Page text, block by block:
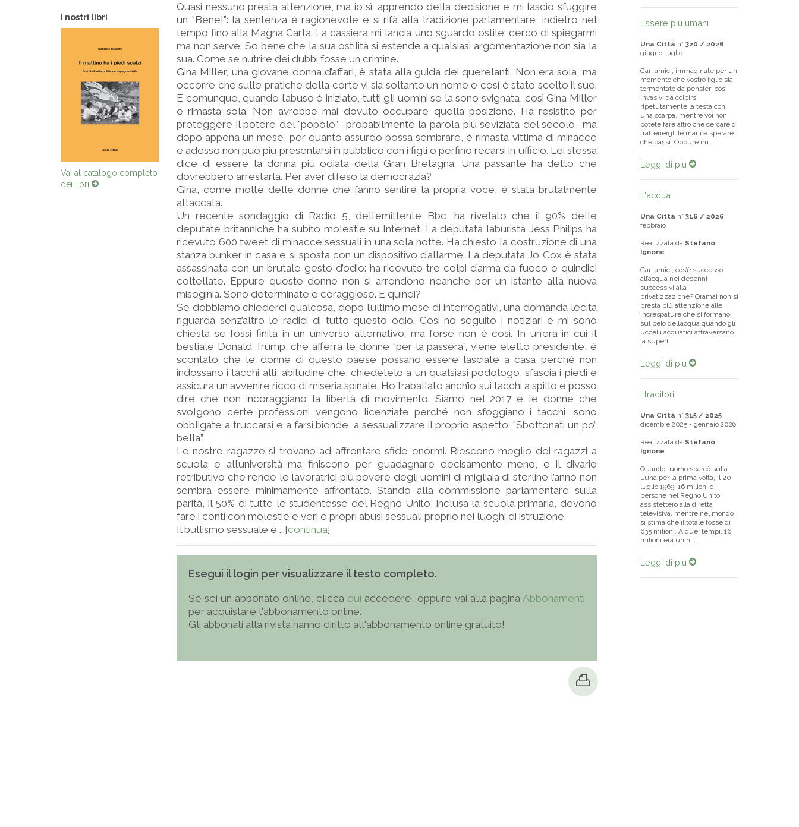
I nostri libri
Vai al catalogo completo
dei libri
Quasi nessuno presta attenzione, ma io sì: apprendo della decisione e mi lascio sfuggire
un "Bene!”: la sentenza è ragionevole e si rifà alla tradizione parlamentare, indietro nel
tempo fino alla Magna Carta. La cassiera mi lancia uno sguardo ostile; cerco di spiegarmi
ma non serve. So bene che la sua ostilità si estende a qualsiasi argomentazione non sia la
sua. Come se nutrire dei dubbi fosse un crimine.
Gina Miller, una giovane donna d’affari, è stata alla guida dei querelanti. Non era sola, ma
occorre che sulle pratiche della corte vi sia soltanto un nome e così è stato scelto il suo.
E comunque, quando l’abuso è iniziato, tutti gli uomini se la sono svignata, così Gina Miller
è rimasta sola. Non avrebbe mai dovuto occupare quella posizione. Ha resistito per
proteggere il potere del "popolo” -probabilmente la parola più seviziata del secolo- ma
dopo appena un mese, per quanto assurdo possa sembrare, è rimasta vittima di minacce
e adesso non può più presentarsi in pubblico con i figli o perfino recarsi in ufficio. Lei stessa
dice di essere la donna più odiata della Gran Bretagna. Una passante ha detto che
dovrebbero arrestarla. Per aver difeso la democrazia?
Gina, come molte delle donne che fanno sentire la propria voce, è stata brutalmente
attaccata.
Un recente sondaggio di Radio 5, dell’emittente Bbc, ha rivelato che il 90% delle
deputate britanniche ha subìto molestie su Internet. La deputata laburista Jess Philips ha
ricevuto 600 tweet di minacce sessuali in una sola notte. Ha chiesto la costruzione di una
stanza bunker in casa e si sposta con un dispositivo d’allarme. La deputata Jo Cox è stata
assassinata con un brutale gesto d’odio: ha ricevuto tre colpi d’arma da fuoco e quindici
coltellate. Eppure queste donne non si arrendono neanche per un istante alla nuova
misoginia. Sono determinate e coraggiose. E quindi?
Se dobbiamo chiederci qualcosa, dopo l’ultimo mese di interrogativi, una domanda lecita
riguarda senz’altro le radici di tutto questo odio. Così ho seguito i notiziari e mi sono
chiesta se fossi finita in un universo alternativo; ma forse non è così. In un’era in cui il
bestiale Donald Trump, che afferra le donne "per la passera”, viene eletto presidente, è
scontato che le donne di questo paese possano essere lasciate a casa perché non
indossano i tacchi alti, abitudine che, chiedetelo a un qualsiasi podologo, sfascia i piedi e
assicura un avvenire ricco di miseria spinale. Ho traballato anch’io sui tacchi a spillo e posso
dire che non incoraggiano la libertà di movimento. Siamo nel 2017 e le donne che
svolgono certe professioni vengono licenziate perché non sfoggiano i tacchi, sono
obbligate a truccarsi e a farsi bionde, a sessualizzare il proprio aspetto: "Sbottonati un po’,
bella”.
Le nostre ragazze si trovano ad affrontare sfide enormi. Riescono meglio dei ragazzi a
scuola e all’università ma finiscono per guadagnare decisamente meno, e il divario
retributivo che rende le lavoratrici più povere degli uomini di migliaia di sterline l’anno non
sembra essere minimamente affrontato. Stando alla commissione parlamentare sulla
parità, il 50% di tutte le studentesse del Regno Unito, inclusa la scuola primaria, devono
fare i conti con molestie e veri e propri abusi sessuali proprio nei luoghi di istruzione.
Il bullismo sessuale è ...[continua]
Esegui il login per visualizzare il testo completo.
Se sei un abbonato online, clicca qui accedere, oppure vai alla pagina Abbonamenti
per acquistare l'abbonamento online.
Gli abbonati alla rivista hanno diritto all'abbonamento online gratuito!
Essere più umani
Una Città n° 320 / 2026
giugno-luglio
Cari amici, immaginate per un
momento che vostro figlio sia
tormentato da pensieri così
invasivi da colpirsi
ripetutamente la testa con
una scarpa, mentre voi non
potete fare altro che cercare di
trattenergli le mani e sperare
che passi. Oppure im...
Leggi di più
L'acqua
Una Città n° 316 / 2026
febbraio
Realizzata da Stefano
Ignone
Cari amici, cos’è successo
all’acqua nei decenni
successivi alla
privatizzazione? Oramai non si
presta più attenzione alle
increspature che si formano
sul pelo dell’acqua quando gli
uccelli acquatici attraversano
la superf...
Leggi di più
I traditori
Una Città n° 315 / 2025
dicembre 2025 - gennaio 2026
Realizzata da Stefano
Ignone
Quando l’uomo sbarcò sulla
Luna per la prima volta, il 20
luglio 1969, 16 milioni di
persone nel Regno Unito
assistettero alla diretta
televisiva, mentre nel mondo
si stima che il totale fosse di
635 milioni. A quei tempi, 16
milioni era un n...
Leggi di più